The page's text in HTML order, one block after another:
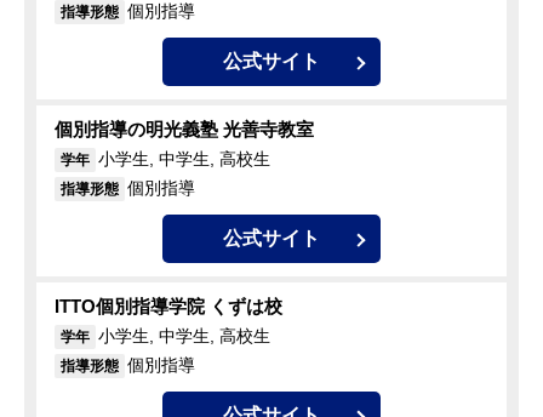
指導形態 個別指導
公式サイト
個別指導の明光義塾 光善寺教室
学年 小学生, 中学生, 高校生
指導形態 個別指導
公式サイト
ITTO個別指導学院 くずは校
学年 小学生, 中学生, 高校生
指導形態 個別指導